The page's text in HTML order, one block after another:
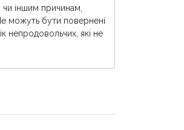
іншим причинам,
можуть бути повернені
непродовольчих, які не